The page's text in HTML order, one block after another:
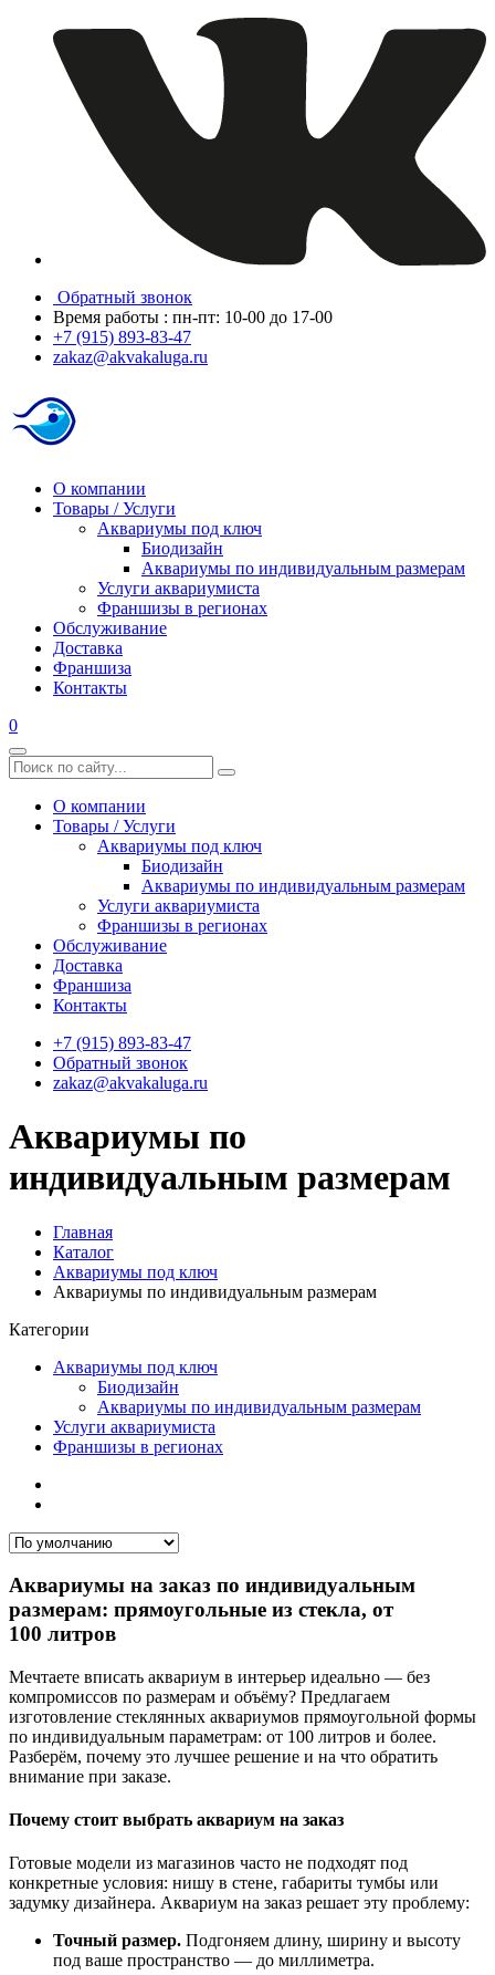
Обратный звонок
Время работы : пн-пт: 10-00 до 17-00
+7 (915) 893-83-47
zakaz@akvakaluga.ru
О компании
Товары / Услуги
Аквариумы под ключ
Биодизайн
Аквариумы по индивидуальным размерам
Услуги аквариумиста
Франшизы в регионах
Обслуживание
Доставка
Франшиза
Контакты
0
О компании
Товары / Услуги
Аквариумы под ключ
Биодизайн
Аквариумы по индивидуальным размерам
Услуги аквариумиста
Франшизы в регионах
Обслуживание
Доставка
Франшиза
Контакты
+7 (915) 893-83-47
Обратный звонок
zakaz@akvakaluga.ru
Аквариумы по
индивидуальным размерам
Главная
Каталог
Аквариумы под ключ
Аквариумы по индивидуальным размерам
Категории
Аквариумы под ключ
Биодизайн
Аквариумы по индивидуальным размерам
Услуги аквариумиста
Франшизы в регионах
Аквариумы на заказ по индивидуальным
размерам: прямоугольные из стекла, от
100 литров
Мечтаете вписать аквариум в интерьер идеально — без
компромиссов по размерам и объёму? Предлагаем
изготовление стеклянных аквариумов прямоугольной формы
по индивидуальным параметрам: от 100 литров и более.
Разберём, почему это лучшее решение и на что обратить
внимание при заказе.
Почему стоит выбрать аквариум на заказ
Готовые модели из магазинов часто не подходят под
конкретные условия: нишу в стене, габариты тумбы или
задумку дизайнера. Аквариум на заказ решает эту проблему:
Точный размер. Подгоняем длину, ширину и высоту
под ваше пространство — до миллиметра.